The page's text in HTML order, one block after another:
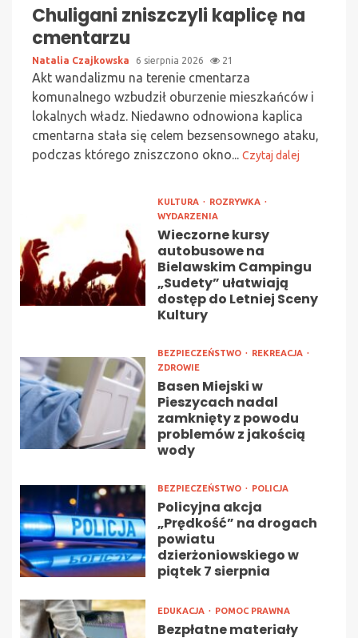
Chuligani zniszczyli kaplicę na
cmentarzu
Natalia Czajkowska 6 sierpnia 2026 21
Akt wandalizmu na terenie cmentarza
komunalnego wzbudził oburzenie mieszkańców i
lokalnych władz. Niedawno odnowiona kaplica
cmentarna stała się celem bezsensownego ataku,
podczas którego zniszczono okno... Czytaj dalej
KULTURA
ROZRYWKA
WYDARZENIA
Wieczorne kursy
autobusowe na
Bielawskim Campingu
„Sudety” ułatwiają
dostęp do Letniej Sceny
Kultury
BEZPIECZEŃSTWO
REKREACJA
ZDROWIE
Basen Miejski w
Pieszycach nadal
zamknięty z powodu
problemów z jakością
wody
BEZPIECZEŃSTWO POLICJA
Policyjna akcja
„Prędkość” na drogach
powiatu
dzierżoniowskiego w
piątek 7 sierpnia
EDUKACJA POMOC PRAWNA
Bezpłatne materiały